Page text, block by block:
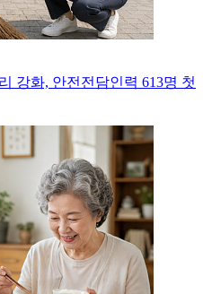
강화, 안전전담인력 613명 첫